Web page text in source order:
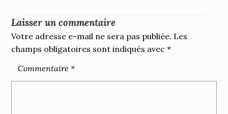
Laisser un commentaire
Votre adresse e-mail ne sera pas publiée. Les
champs obligatoires sont indiqués avec*
Commentaire *